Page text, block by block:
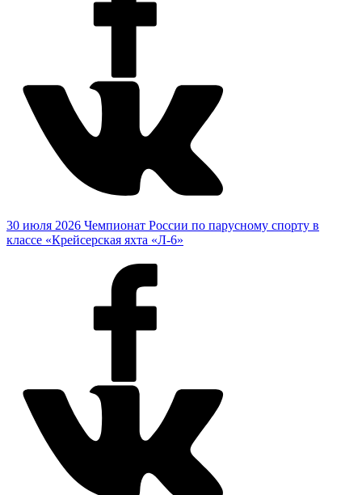
30 июля 2026 Чемпионат России по парусному спорту в
классе «Крейсерская яхта «Л-6»